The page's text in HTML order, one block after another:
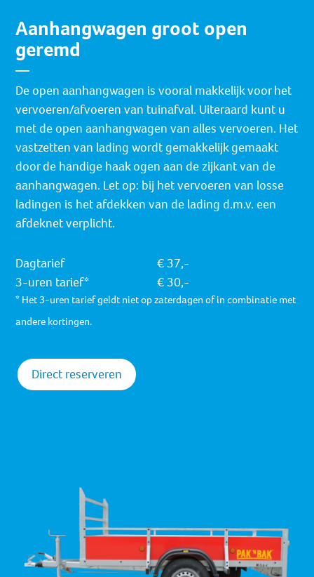
Aanhangwagen groot open
geremd
De open aanhangwagen is vooral makkelijk voor het
vervoeren/afvoeren van tuinafval. Uiteraard kunt u
met de open aanhangwagen van alles vervoeren. Het
vastzetten van lading wordt gemakkelijk gemaakt
door de handige haak ogen aan de zijkant van de
aanhangwagen. Let op: bij het vervoeren van losse
ladingen is het afdekken van de lading d.m.v. een
afdeknet verplicht.
Dagtarief
€ 37,-
3-uren tarief*
€ 30,-
* Het 3-uren tarief geldt niet op zaterdagen of in combinatie met
andere kortingen.
Direct reserveren